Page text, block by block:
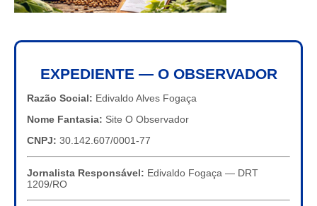
EXPEDIENTE — O OBSERVADOR
Razão Social: Edivaldo Alves Fogaça
Nome Fantasia: Site O Observador
CNPJ: 30.142.607/0001-77
Jornalista Responsável: Edivaldo Fogaça — DRT
1209/RO